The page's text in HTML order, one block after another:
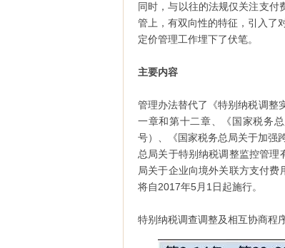
同时，与以往的法规仅关注支付
管上，有双向性的特征，引入了
定价管理工作埋下了伏笔。
主要内容
管理办法替代了《特别纳税调整
一章和第十二章、《国家税务
号）、《国家税务总局关于加强
总局关于特别纳税调整监控管
局关于企业向境外关联方支付
将自2017年5月1日起施行。
特别纳税调查调整及相互协商程